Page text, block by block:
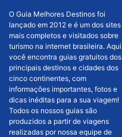
O Guia Melhores Destinos foi
lançado em 2012 e é um dos sites
mais completos e visitados sobre
turismo na internet brasileira. Aqui
você encontra guias gratuitos dos
principais destinos e cidades dos
cinco continentes, com
informações importantes, fotos e
dicas inéditas para a sua viagem!
Todos os nossos guias são
produzidos a partir de viagens
realizadas por nossa equipe de